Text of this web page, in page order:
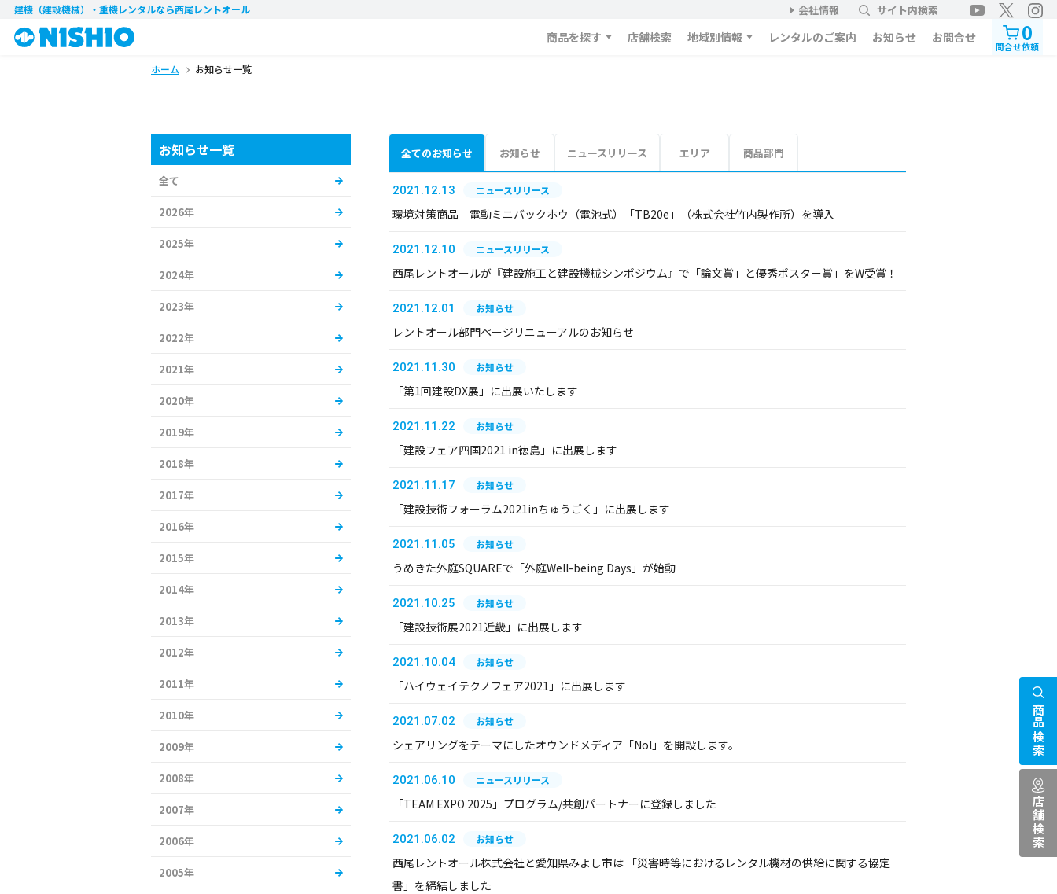
建機（建設機械）・重機レンタルなら西尾レントオール 会社情報 サイト内検索
商品を探す 店舗検索 地域別情報 レンタルのご案内 お知らせ お問合せ 0
問合せ依頼
ホーム お知らせ一覧
全てのお知らせ お知らせ ニュースリリース エリア 商品部門
2021.12.13 ニュースリリース
環境対策商品 電動ミニバックホウ（電池式）「TB20e」（株式会社竹内製作所）を導入
2021.12.10 ニュースリリース
西尾レントオールが『建設施工と建設機械シンポジウム』で「論文賞」と優秀ポスター賞」をW受賞！
2021.12.01 お知らせ
レントオール部門ページリニューアルのお知らせ
2021.11.30 お知らせ
「第1回建設DX展」に出展いたします
2021.11.22 お知らせ
「建設フェア四国2021 in徳島」に出展します
2021.11.17 お知らせ
「建設技術フォーラム2021inちゅうごく」に出展します
2021.11.05 お知らせ
うめきた外庭SQUAREで「外庭Well-being Days」が始動
2021.10.25 お知らせ
「建設技術展2021近畿」に出展します
2021.10.04 お知らせ
「ハイウェイテクノフェア2021」に出展します
2021.07.02 お知らせ
シェアリングをテーマにしたオウンドメディア「Nol」を開設します。
2021.06.10 ニュースリリース
「TEAM EXPO 2025」プログラム/共創パートナーに登録しました
2021.06.02 お知らせ
西尾レントオール株式会社と愛知県みよし市は 「災害時等におけるレンタル機材の供給に関する協定
書」を締結しました
お知らせ一覧
全て
2026年
2025年
2024年
2023年
2022年
2021年
2020年
2019年
2018年
2017年
2016年
2015年
2014年
2013年
2012年
2011年
2010年
2009年
2008年
2007年
2006年
2005年
商品検索
店舗検索